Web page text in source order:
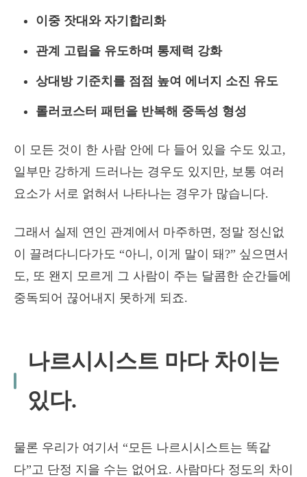
이중 잣대와 자기합리화
관계 고립을 유도하며 통제력 강화
상대방 기준치를 점점 높여 에너지 소진 유도
롤러코스터 패턴을 반복해 중독성 형성
이 모든 것이 한 사람 안에 다 들어 있을 수도 있고,
일부만 강하게 드러나는 경우도 있지만, 보통 여러
요소가 서로 얽혀서 나타나는 경우가 많습니다.
그래서 실제 연인 관계에서 마주하면, 정말 정신없
이 끌려다니다가도 “아니, 이게 말이 돼?” 싶으면서
도, 또 왠지 모르게 그 사람이 주는 달콤한 순간들에
중독되어 끊어내지 못하게 되죠.
나르시시스트 마다 차이는
있다.
물론 우리가 여기서 “모든 나르시시스트는 똑같
다”고 단정 지을 수는 없어요. 사람마다 정도의 차이